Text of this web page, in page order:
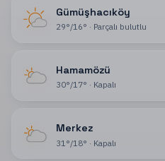
Gümüşhacıköy
29°/16° · Parçalı bulutlu
Hamamözü
30°/17° · Kapalı
Merkez
31 °/18° · Kapalı